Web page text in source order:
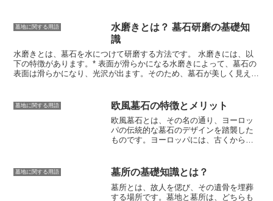
るための儀礼として、大型の墓が作られ
ました。平安時代以降になると、火葬が
広がり、墓の形もそれに合わせて変化し
ました。これは、死者をあの世に送るた
めではなく、遺骨を供養するためという
考え方が強くなったことを示していま
産取引や土地の登記などでは、坪が使用されることが多くあります。
坪は、土地の広さを表す単位として便利ですが、面積を計算するとき
は、坪を平方メートルに変換する必要があります。坪を平方メートル
に変換するには、坪の値に0.3025を掛けます。
墓地に関する用語
水磨きとは？ 墓石研磨の基礎知
識
水磨きとは、墓石を水につけて研磨する方法です。
水磨きには、以
下の特徴があります。*表面が滑らかになる水磨きによって、墓石の
表面は滑らかになり、光沢が出ます。そのため、墓石が美しく見えま
い水磨きによって、墓石の表面が滑らかになるため、汚れがつきにく
くなります。そのため、墓石を清掃する手間が省けます。*
水磨きには、特別な道具や材料は必要ありません。そのため、費用
墓地に関する用語 欧風墓石の特徴とメリット
欧風墓石とは、その名の通り、ヨーロッ
パの伝統的な墓石のデザインを踏襲した
ものです。
ヨーロッパには、古くから墓
した。欧風墓石は、そのデザインの美し
さから、近年人気が高まっています。
本の伝統的な墓石よりも、華やかでモダ
ンな印象を与えるため、若い世代を中心
墓地に関する用語 墓所の基礎知識とは？
墓所とは、故人を偲び、その遺骨を埋葬
する場所です。墓地と墓所は、どちらも